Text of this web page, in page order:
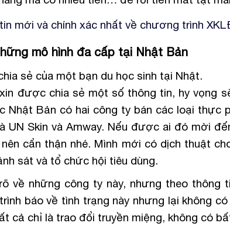
mới và chính xác nhất về chương trình
mô hình đa cấp tại Nhật Bản
sẻ của một bạn du học sinh tại Nhật.
xin được chia sẻ một số thông tin, hy vọng
Nhật Bản có hai công ty bán các loại thực
UN Skin và Amway. Nếu được ai đó mời
cẩn thận nhé. Mình mới có dịch thuật
sát và tổ chức hội tiêu dùng.
về những công ty này, nhưng theo thông
báo về tình trạng này nhưng lại không
cả chỉ là trao đổi truyền miệng, không có